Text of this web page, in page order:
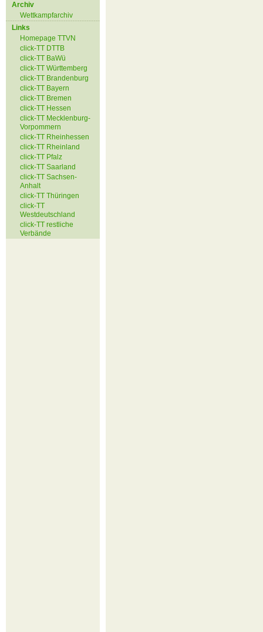
Archiv
Wettkampfarchiv
Links
Homepage TTVN
click-TT DTTB
click-TT BaWü
click-TT Württemberg
click-TT Brandenburg
click-TT Bayern
click-TT Bremen
click-TT Hessen
click-TT Mecklenburg-
Vorpommern
click-TT Rheinhessen
click-TT Rheinland
click-TT Pfalz
click-TT Saarland
click-TT Sachsen-
Anhalt
click-TT Thüringen
click-TT
Westdeutschland
click-TT restliche
Verbände